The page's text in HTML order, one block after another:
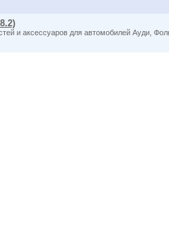
и аксессуаров для автомобилей Ауди,